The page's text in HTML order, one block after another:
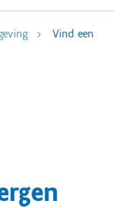
Vind een